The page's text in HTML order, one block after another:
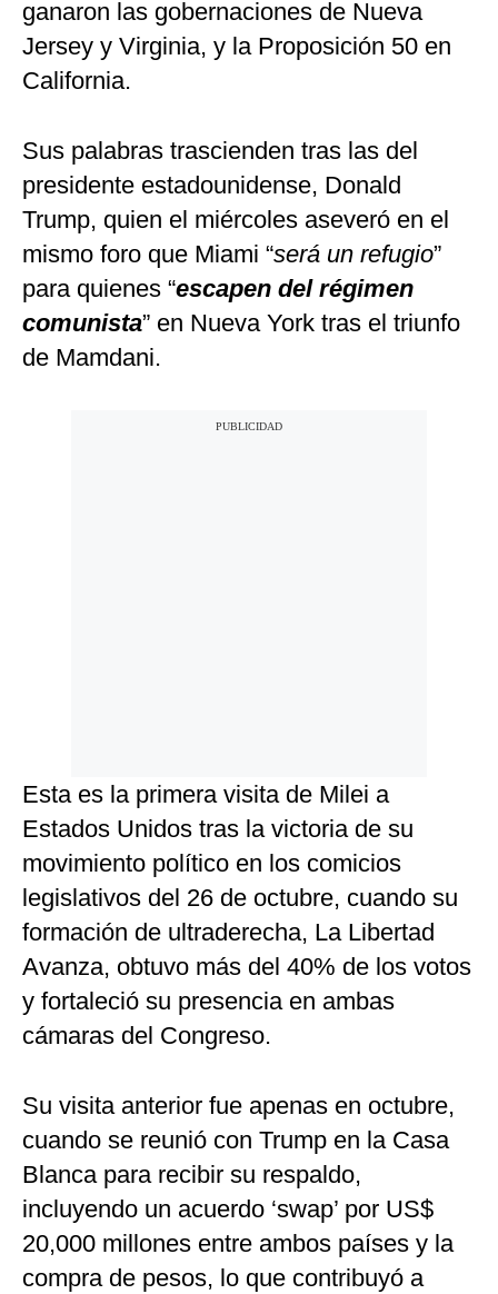
ganaron las gobernaciones de Nueva
Jersey y Virginia, y la Proposición 50 en
California.
Sus palabras trascienden tras las del
presidente estadounidense, Donald
Trump, quien el miércoles aseveró en el
mismo foro que Miami “será un refugio”
para quienes “escapen del régimen
comunista” en Nueva York tras el triunfo
de Mamdani.
Esta es la primera visita de Milei a
Estados Unidos tras la victoria de su
movimiento político en los comicios
legislativos del 26 de octubre, cuando su
formación de ultraderecha, La Libertad
Avanza, obtuvo más del 40% de los votos
y fortaleció su presencia en ambas
cámaras del Congreso.
Su visita anterior fue apenas en octubre,
cuando se reunió con Trump en la Casa
Blanca para recibir su respaldo,
incluyendo un acuerdo ‘swap’ por US$
20,000 millones entre ambos países y la
compra de pesos, lo que contribuyó a